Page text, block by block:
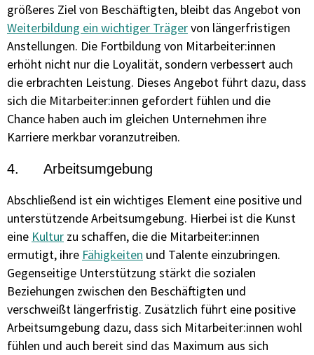
größeres Ziel von Beschäftigten, bleibt das Angebot von
Weiterbildung ein wichtiger Trägervon längerfristigen
Anstellungen. Die Fortbildung von Mitarbeiter:innen
erhöht nicht nur die Loyalität, sondern verbessert auch
die erbrachten Leistung. Dieses Angebot führt dazu, dass
sich die Mitarbeiter:innen gefordert fühlen und die
Chance haben auch im gleichen Unternehmen ihre
Karriere merkbar voranzutreiben.
4. Arbeitsumgebung
Abschließend ist ein wichtiges Element eine positive und
unterstützende Arbeitsumgebung. Hierbei ist die Kunst
eine Kultur zu schaffen, die die Mitarbeiter:innen
ermutigt, ihre Fähigkeiten und Talente einzubringen.
Gegenseitige Unterstützung stärkt die sozialen
Beziehungen zwischen den Beschäftigten und
verschweißt längerfristig. Zusätzlich führt eine positive
Arbeitsumgebung dazu, dass sich Mitarbeiter:innen wohl
fühlen und auch bereit sind das Maximum aus sich